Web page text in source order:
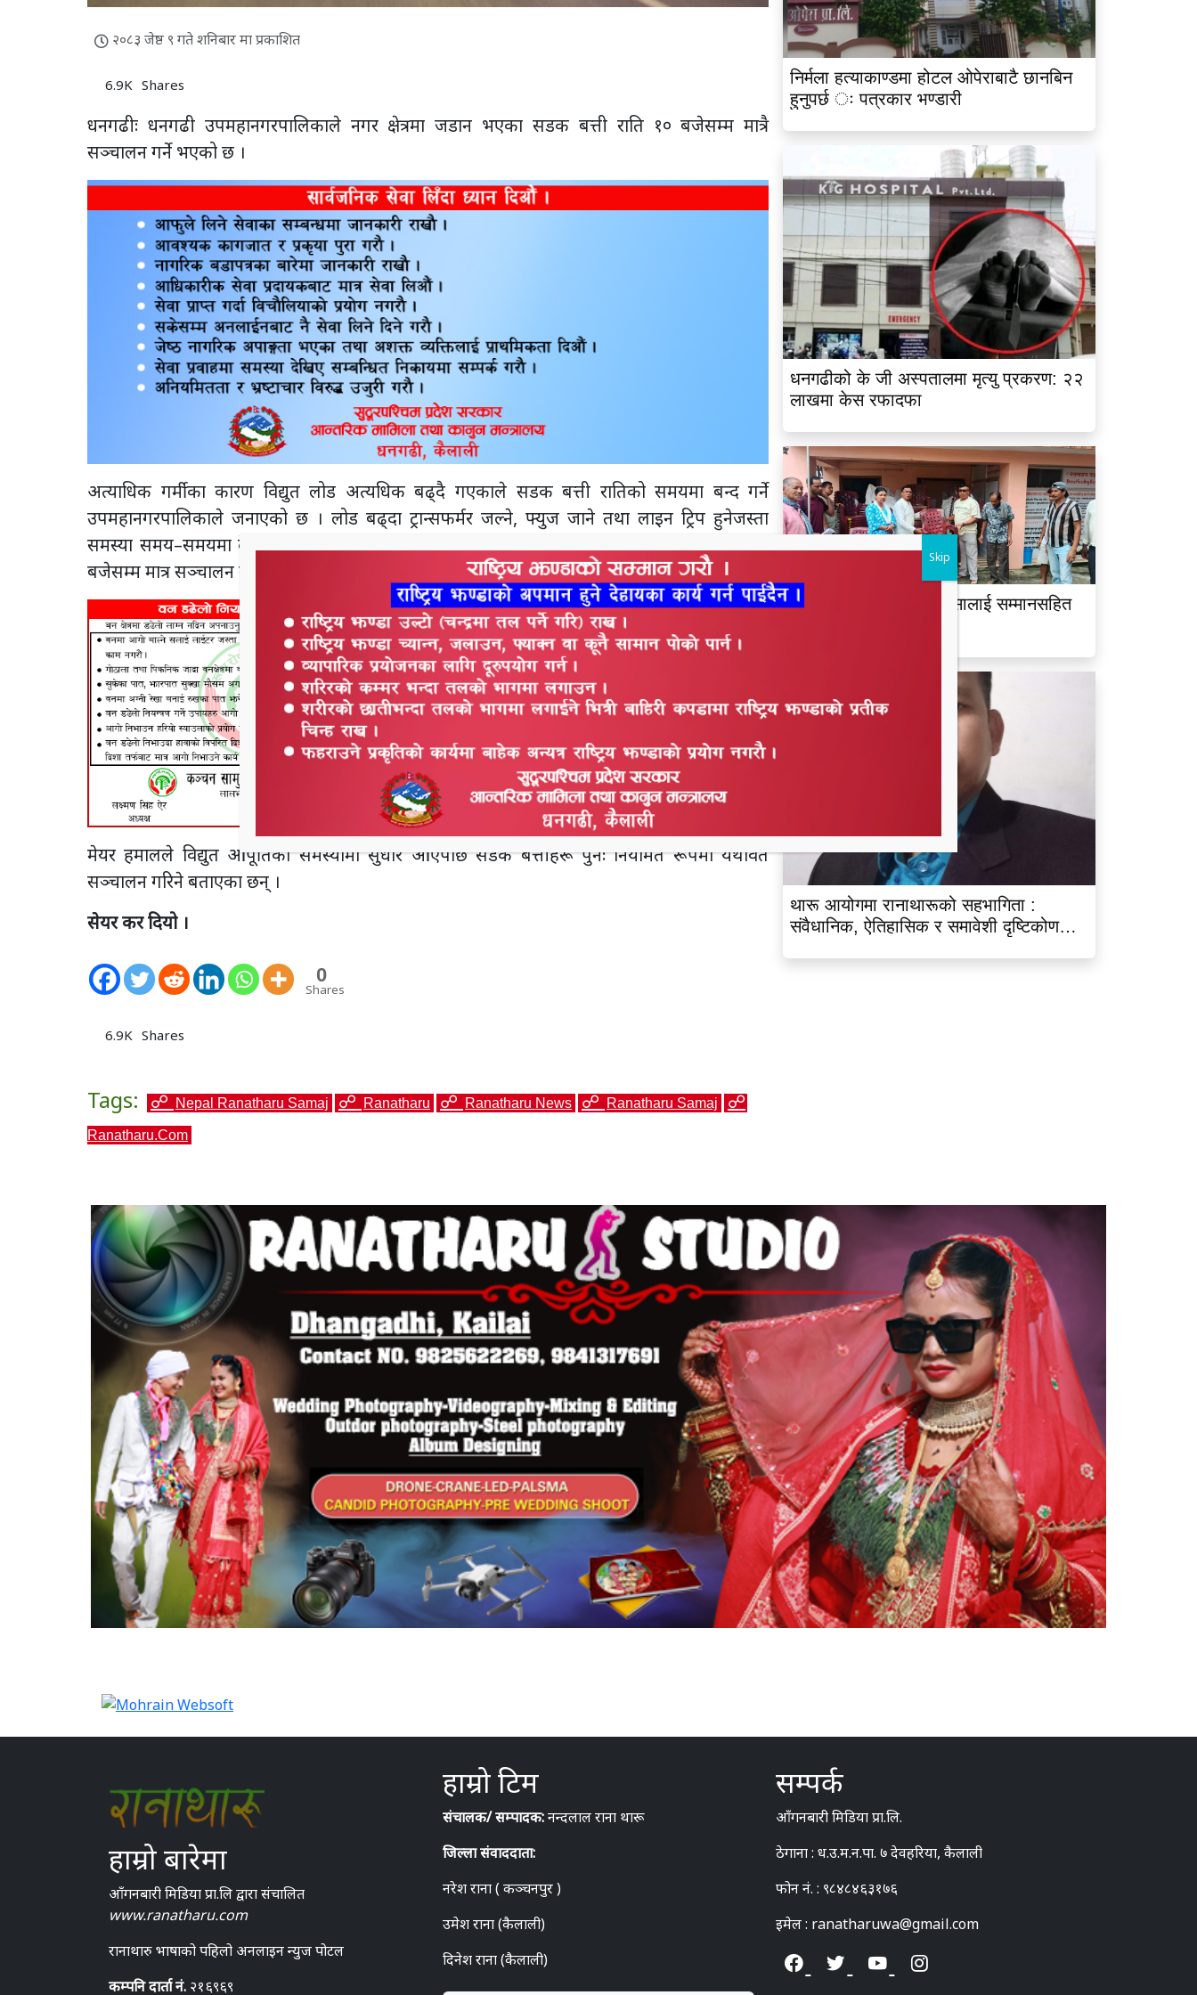
२०८३ जेष्ठ ९ गते शनिबार मा प्रकाशित
6.9K Shares
धनगढीः धनगढी उपमहानगरपालिकाले नगर क्षेत्रमा जडान भएका सडक बत्ती राति १० बजेसम्म मात्रै
सञ्चालन गर्ने भएको छ ।
अत्याधिक गर्मीका कारण विद्युत लोड अत्यधिक बढ्दै गएकाले सडक बत्ती रातिको समयमा बन्द गर्ने
उपमहानगरपालिकाले जनाएको छ । लोड बढ्दा ट्रान्सफर्मर जल्ने, फ्युज जाने तथा लाइन ट्रिप हुनेजस्ता
समस्या समय–समयमा देखा परिरहेको हुँदा नगरभित्र जडान गरिएका सडक बत्तीहरू शनिवारदेखि राति १०
बजेसम्म मात्र सञ्चालन गरिने नगर प्रमुख गोपाल हमालले सामाजिक सञ्जालमार्फत जानकारी गराएका छन् ।
मेयर हमालले विद्युत आपूर्तिको समस्यामा सुधार आएपछि सडक बत्तीहरू पुनः नियमित रूपमा यथावत
सञ्चालन गरिने बताएका छन् ।
सेयर कर दियो ।
0
Shares
6.9K Shares
Tags: Nepal Ranatharu Samaj Ranatharu Ranatharu News Ranatharu Samaj
Ranatharu.com
निर्मला हत्याकाण्डमा होटल ओपेराबाटै छानबिन
हुनुपर्छ ः पत्रकार भण्डारी
धनगढीको के जी अस्पतालमा मृत्यु प्रकरण: २२
लाखमा केस रफादफा
लालझाडीका सम्पूर्ण भलमन्सालाई सम्मानसहित
थारू आयोगमा रानाथारूको सहभागिता :
संवैधानिक, ऐतिहासिक र समावेशी दृष्टिकोणबाट
हाम्रो बारेमा
आँगनबारी मिडिया प्रा.लि द्वारा संचालित
www.ranatharu.com
रानाथारु भाषाको पहिलो अनलाइन न्युज पोटल
कम्पनि दार्ता नं. २१६९६९
हाम्रो टिम
संचालक/ सम्पादक:नन्दलाल राना थारू
जिल्ला संवाददाता:
नरेश राना ( कञ्चनपुर )
उमेश राना (कैलाली)
दिनेश राना (कैलाली)
सम्पर्क
आँगनबारी मिडिया प्रा.लि.
ठेगाना : ध.उ.म.न.पा. ७ देवहरिया, कैलाली
फोन नं. : ९८४८४६३१७६
इमेल : ranatharuwa@gmail.com
Skip